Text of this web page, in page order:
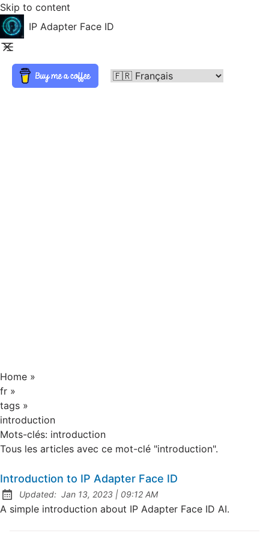
Skip to content
IP Adapter Face ID
Home »
fr »
tags »
introduction
Mots-clés: introduction
Tous les articles avec ce mot-clé "introduction".
Introduction to IP Adapter Face ID
Updated: Jan 13, 2023 | at
09:12 AM
A simple introduction about IP Adapter Face ID AI.